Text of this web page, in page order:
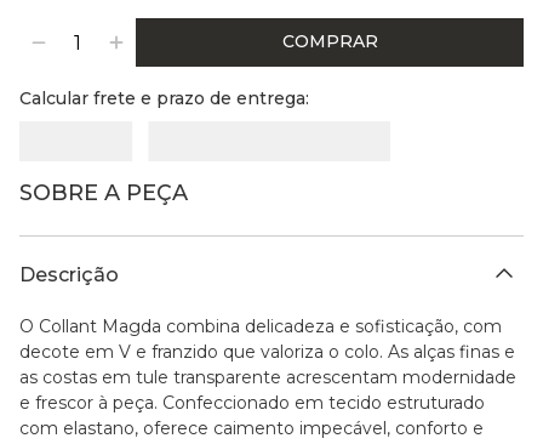
COMPRAR
Calcular frete e prazo de entrega:
SOBRE A PEÇA
Descrição
O Collant Magda combina delicadeza e sofisticação, com
decote em V e franzido que valoriza o colo. As alças finas e
as costas em tule transparente acrescentam modernidade
e frescor à peça. Confeccionado em tecido estruturado
com elastano, oferece caimento impecável, conforto e